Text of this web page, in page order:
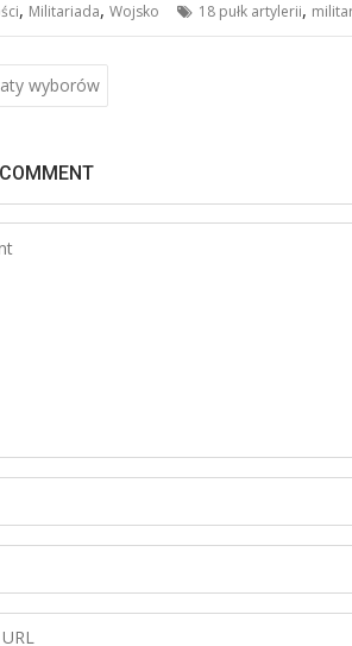
itt
er
ai
l
ar
, Militariada, Wojsko 18 pułk artylerii,
wyborów